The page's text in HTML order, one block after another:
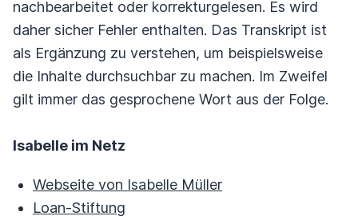
nachbearbeitet oder korrekturgelesen. Es wird
daher sicher Fehler enthalten. Das Transkript ist
als Ergänzung zu verstehen, um beispielsweise
die Inhalte durchsuchbar zu machen. Im Zweifel
gilt immer das gesprochene Wort aus der Folge.
Isabelle im Netz
Webseite von Isabelle Müller
Loan-Stiftung